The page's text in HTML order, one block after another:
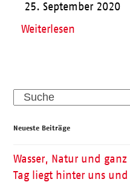
25. September 2020
Weiterlesen
Search
Neueste Beiträge
Wasser, Natur und
Tag liegt hinter uns